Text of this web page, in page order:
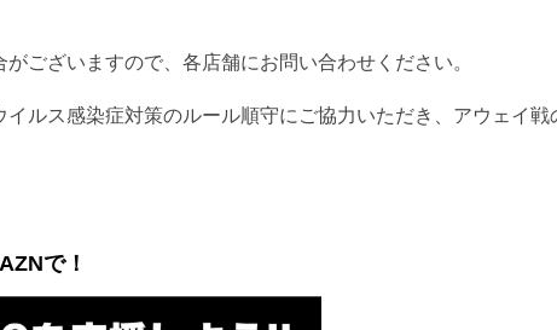
ございますので、各店舗にお問い合わせください。
ルス感染症対策のルール順守にご協力いただき、アウェイ戦
で！